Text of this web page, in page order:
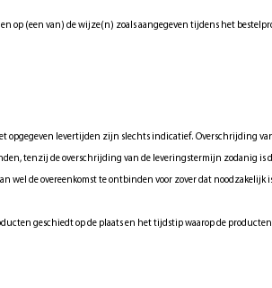
op (een van) de wijze(n) zoals aangegeven tijdens het
opgegeven levertijden zijn slechts indicatief. Overschrijding
tenzij de overschrijding van de leveringstermijn zodanig
wel de overeenkomst te ontbinden voor zover dat noodzakelijk
geschiedt op de plaats en het tijdstip waarop de